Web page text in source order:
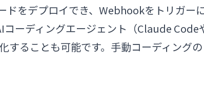
ドをデプロイでき、Webhookをトリガー
ーディングエージェント（Claude Code
することも可能です。手動コーディングの